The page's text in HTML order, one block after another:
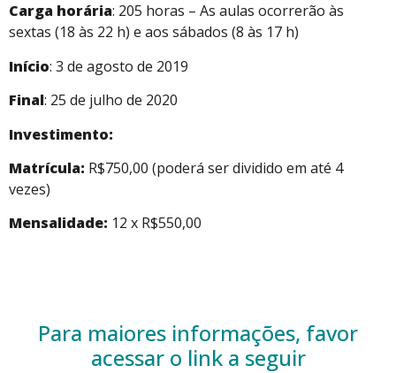
Carga horária: 205 horas – As aulas ocorrerão às
sextas (18 às 22 h) e aos sábados (8 às 17 h)
Início: 3 de agosto de 2019
Final: 25 de julho de 2020
Investimento:
Matrícula: R$750,00 (poderá ser dividido em até 4
vezes)
Mensalidade: 12 x R$550,00
Para maiores informações, favor
acessar o link a seguir